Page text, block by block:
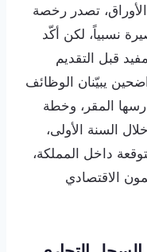
تصدر رخصة
نسبياً، لكن أكّد
قبل التقديم
يبيّنان الوظائف
المقر، وخطة
إلى 15 موظفاً خلال السنة الأولى،
داخل المملكة،
الاقتصادي